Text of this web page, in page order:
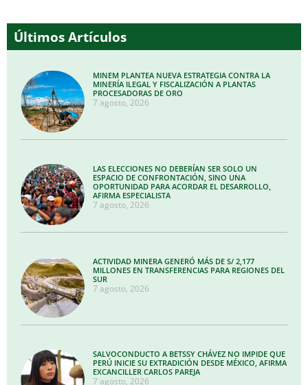
Últimos Artículos
MINEM PLANTEA NUEVA ESTRATEGIA CONTRA LA
MINERÍA ILEGAL Y FISCALIZACIÓN A PLANTAS
PROCESADORAS DE ORO
7 agosto, 2026
LAS ELECCIONES NO DEBERÍAN SER SOLO UN
ESPACIO DE CONFRONTACIÓN, SINO UNA
OPORTUNIDAD PARA ACORDAR EL DESARROLLO,
AFIRMA ESPECIALISTA
7 agosto, 2026
ACTIVIDAD MINERA GENERÓ MÁS DE S/ 2,177
MILLONES EN TRANSFERENCIAS PARA REGIONES DEL
SUR
7 agosto, 2026
SALVOCONDUCTO A BETSSY CHÁVEZ NO IMPIDE QUE
PERÚ INICIE SU EXTRADICIÓN DESDE MÉXICO, AFIRMA
EXCANCILLER CARLOS PAREJA
7 agosto, 2026